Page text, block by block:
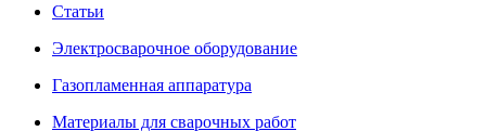
Статьи
Электросварочное оборудование
Газопламенная аппаратура
Материалы для сварочных работ